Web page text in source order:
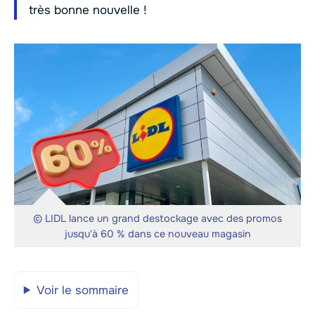
très bonne nouvelle !
© LIDL lance un grand destockage avec des promos
jusqu'à 60 % dans ce nouveau magasin
Voir le sommaire